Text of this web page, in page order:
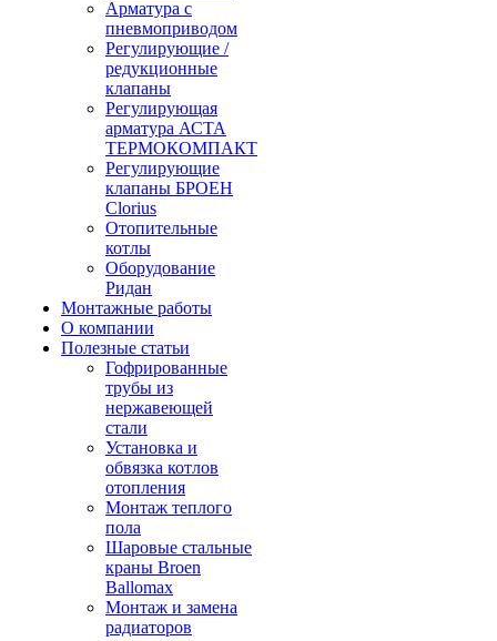
Арматура с
пневмоприводом
Регулирующие /
редукционные
клапаны
Регулирующая
арматура АСТА
ТЕРМОКОМПАКТ
Регулирующие
клапаны БРОЕН
Clorius
Отопительные
котлы
Оборудование
Ридан
Монтажные работы
О компании
Полезные статьи
Гофрированные
трубы из
нержавеющей
стали
Установка и
обвязка котлов
отопления
Монтаж теплого
пола
Шаровые стальные
краны Broen
Ballomax
Монтаж и замена
радиаторов